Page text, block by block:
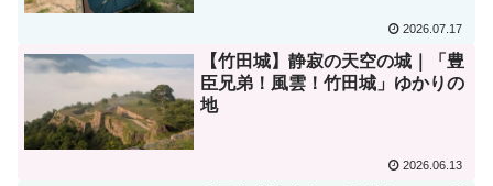
2026.07.17
【竹田城】静寂の天空の城｜「豊
臣兄弟！風雲！竹田城」ゆかりの
地
2026.06.13